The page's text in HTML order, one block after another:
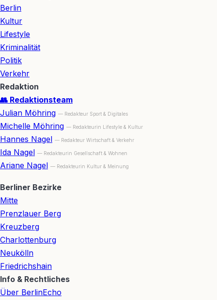
Berlin
Kultur
Lifestyle
Kriminalität
Politik
Verkehr
Redaktion
👥 Redaktionsteam
Julian Möhring — Redakteur Sport & Digitales
Michelle Möhring — Redakteurin Lifestyle & Kultur
Hannes Nagel — Redakteur Wirtschaft & Verkehr
Ida Nagel — Redakteurin Gesellschaft & Wohnen
Ariane Nagel — Redakteurin Kultur & Meinung
Berliner Bezirke
Mitte
Prenzlauer Berg
Kreuzberg
Charlottenburg
Neukölln
Friedrichshain
Info & Rechtliches
Über BerlinEcho